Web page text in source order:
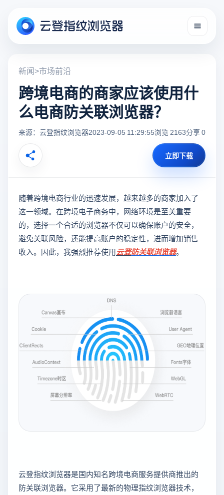
新闻>市场前沿
跨境电商的商家应该使用什
么电商防关联浏览器？
来源：云登指纹浏览器2023-09-05 11:29:55浏览 2163分享 0
立即下载
随着跨境电商行业的迅速发展，越来越多的商家加入了
这一领域。在跨境电子商务中，网络环境是至关重要
的，选择一个合适的浏览器不仅可以确保账户的安全，
避免关联风险，还能提高账户的稳定性，进而增加销售
收入。因此，我强烈推荐使用云登防关联浏览器。
云登指纹浏览器是国内知名跨境电商服务提供商推出的
防关联浏览器。它采用了最新的物理指纹浏览器技术，